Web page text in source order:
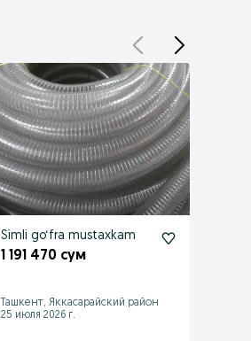
Simli go‘fra mustaxkam
1 191 470 сум
Ташкент, Яккасарайский район
25 июля 2026 г.